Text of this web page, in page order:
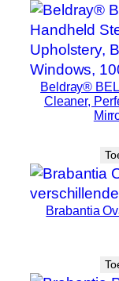
Beldray®
Cleaner,
Brabantia